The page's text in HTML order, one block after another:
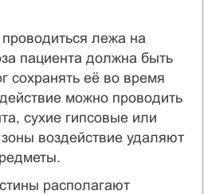
лежа на
пациента должна быть
сохранять её во время
можно проводить
сухие гипсовые или
воздействие удаляют
располагают